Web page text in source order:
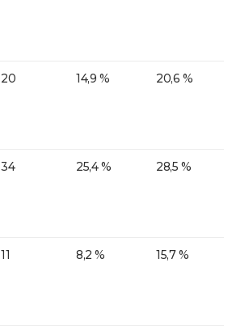
20 14,9 % 20,6 %
34 25,4 % 28,5 %
11 8,2 % 15,7 %